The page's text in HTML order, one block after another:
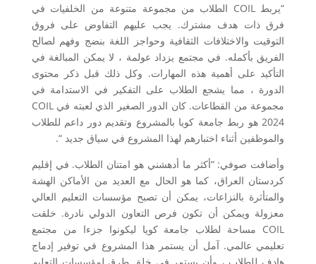
“يربط COIL الطلاب من مجموعة متنوعة من الخلفيات في
فرق ذات هدف مشترك. يجب عليهم التفاوض على فروق
التوقيت والاختلافات الثقافية وحواجز اللغة بنضج وفهم لصالح
الفريق بأكمله. في مجتمع يزداد عولمة ، لا يمكن المبالغة في
التأكيد على أهمية هذه المهارات. وكل ذلك قبل ذكر محتوى
الدورة ، مما يشجع الطلاب على التفكير في الاستدامة في
مجموعة من القطاعات. كان الدور الصغير الذي لعبته في COIL
2024 هو ربط جامعة كويا بالمشروع وتقديم دور داعم للطلاب
والموظفين أثناء اختبارهم لهذا المشروع في سياق جديد “.
وأضافت صوفي: “أكثر ما أدهشني هو امتنان الطلاب. في إقليم
كردستان العراق، كما هو الحال مع العديد من الأماكن الهشة
والمتأثرة بالنزاعات، يمكن أن تصبح مؤسسات التعليم العالي
معزولة ويمكن أن تكون فرص التعاون الدولي نادرة. خلقت
COIL مساحة لطلاب جامعة كويا ليكونوا جزءا من مجتمع
تعليمي عالمي. آمل أن يستمر هذا المشروع في توفير إدماج
هادف للطلاب ، وأن يستمر في خلق طرق لمؤسسات التعليم